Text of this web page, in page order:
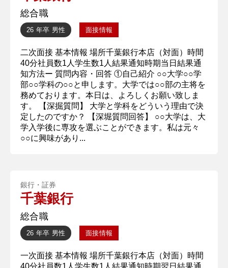
総合職
26 年卒 男性 面接情報
二次面接 基本情報 場所千葉銀行本店（対面）時間
40分社員数1人学生数1人結果通知時期当日結果通
知方法ー 質問内容・回答 ①自己紹介 ○○大学○○学
部○○学科の○○と申します。大学では○○部の主将を
務めております。本日は、よろしくお願い致しま
す。 【深掘質問】 大学と学科をどういう理由で決
定したのですか？ 【深堀質問回答】 ○○大学は、大
学入学後に専攻を選ぶことができます。私は元々
○○に興味があり...
銀行・証券
千葉銀行
総合職
26 年卒 男性 面接情報
一次面接 基本情報 場所千葉銀行本店（対面）時間
40分社員数1人学生数1人結果通知時期翌日結果通